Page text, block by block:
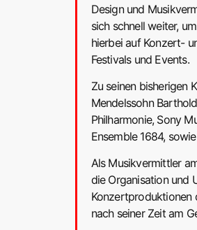
Design und
sich schnell weiter,
hierbei auf Konzert-
Festivals und Events.
Zu seinen bisherigen
Mendelssohn
Philharmonie, Sony
Ensemble 1684,
Als Musikvermittler
die Organisation und
Konzertproduktionen
nach seiner Zeit am